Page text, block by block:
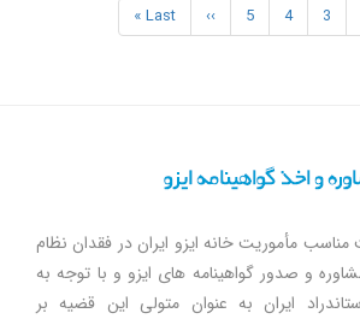
Page
Page
Page
Next
page
Last
page
Last »
مأموریت خانه ایزو ایران در فقدان نظام
و صدور گواهینامه های ایزو و با توجه به
ایران به عنوان متولی این قضیه بر